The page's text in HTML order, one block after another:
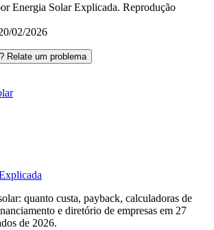
Energia Solar Explicada. Reprodução
02/2026
Relate um problema
quanto custa, payback, calculadoras de
e diretório de empresas em 27
de 2026.